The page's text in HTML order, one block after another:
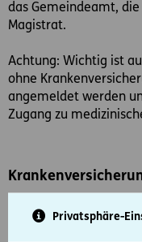
Privatsphäre-
das Gemeindeamt,
Magistrat.
Achtung: Wichtig ist
ohne
angemeldet werden
Zugang zu
sehr vielfältig. Anders